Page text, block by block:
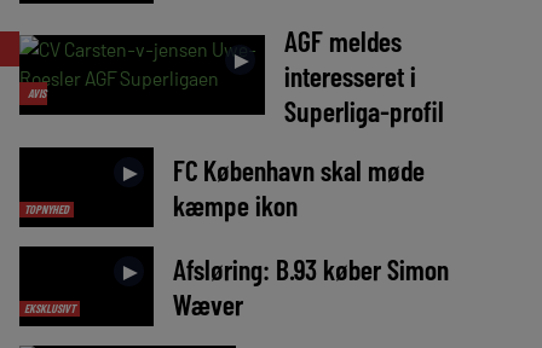
LIVE
AVIS
►
AGF meldes
interesseret i
Superliga-profil
TOPNYHED
►
FC København skal møde
kæmpe ikon
EKSKLUSIVT
►
Afsløring: B.93 køber Simon
Wæver